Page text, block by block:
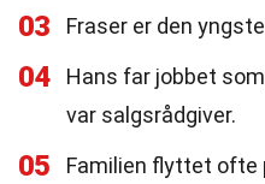
03 Fraser er den
04
Hans far jobbet
var salgsrådgiver.
05
Familien flyttet ofte